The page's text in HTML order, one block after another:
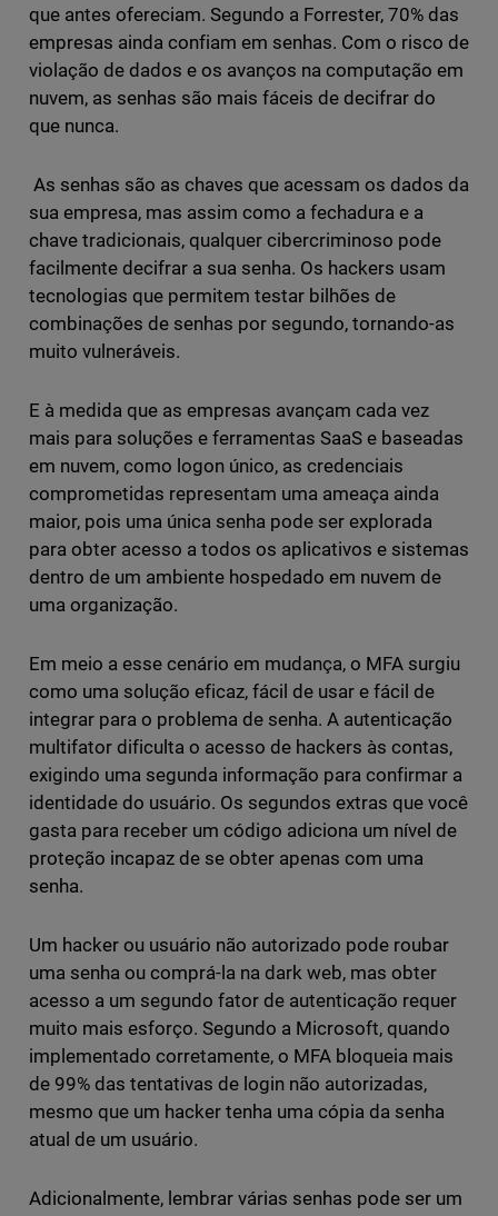
que antes ofereciam. Segundo a Forrester, 70% das
empresas ainda confiam em senhas. Com o risco de
violação de dados e os avanços na computação em
nuvem, as senhas são mais fáceis de decifrar do
que nunca.
As senhas são as chaves que acessam os dados da
sua empresa, mas assim como a fechadura e a
chave tradicionais, qualquer cibercriminoso pode
facilmente decifrar a sua senha. Os hackers usam
tecnologias que permitem testar bilhões de
combinações de senhas por segundo, tornando-as
muito vulneráveis.
E à medida que as empresas avançam cada vez
mais para soluções e ferramentas SaaS e baseadas
em nuvem, como logon único, as credenciais
comprometidas representam uma ameaça ainda
maior, pois uma única senha pode ser explorada
para obter acesso a todos os aplicativos e sistemas
dentro de um ambiente hospedado em nuvem de
uma organização.
Em meio a esse cenário em mudança, o MFA surgiu
como uma solução eficaz, fácil de usar e fácil de
integrar para o problema de senha. A autenticação
multifator dificulta o acesso de hackers às contas,
exigindo uma segunda informação para confirmar a
identidade do usuário. Os segundos extras que você
gasta para receber um código adiciona um nível de
proteção incapaz de se obter apenas com uma
senha.
Um hacker ou usuário não autorizado pode roubar
uma senha ou comprá-la na dark web, mas obter
acesso a um segundo fator de autenticação requer
muito mais esforço. Segundo a Microsoft, quando
implementado corretamente, o MFA bloqueia mais
de 99% das tentativas de login não autorizadas,
mesmo que um hacker tenha uma cópia da senha
atual de um usuário.
Adicionalmente, lembrar várias senhas pode ser um